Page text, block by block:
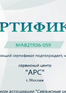
ремонт
после
привести к
до
к мастеру